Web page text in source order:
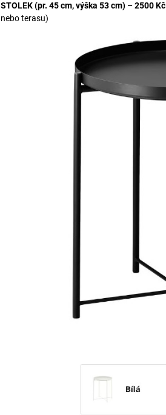
STOLEK (pr. 45 cm, výška 53 cm) – 2500 Kč
nebo terasu)